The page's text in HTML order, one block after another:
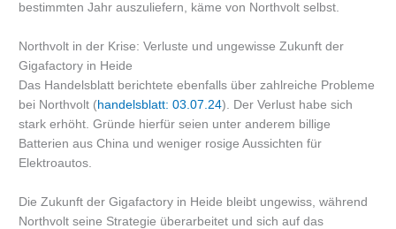
bestimmten Jahr auszuliefern, käme von Northvolt selbst.
Northvolt in der Krise: Verluste und ungewisse Zukunft der
Gigafactory in Heide
Das Handelsblatt berichtete ebenfalls über zahlreiche Probleme
bei Northvolt (handelsblatt: 03.07.24). Der Verlust habe sich
stark erhöht. Gründe hierfür seien unter anderem billige
Batterien aus China und weniger rosige Aussichten für
Elektroautos.
Die Zukunft der Gigafactory in Heide bleibt ungewiss, während
Northvolt seine Strategie überarbeitet und sich auf das